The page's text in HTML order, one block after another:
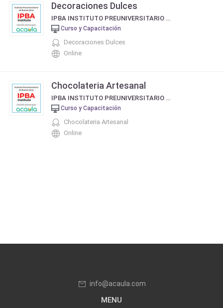
Decoraciones Dulces
IPBA INSTITUTO PREUNIVERSITARIO DE BUENOS AIRES
Curso y Capacitación
Decoraciones Dulces
Online
Chocolateria Artesanal
IPBA INSTITUTO PREUNIVERSITARIO DE BUENOS AIRES
Curso y Capacitación
Chocolateria Artesanal
Online
info@acaula.com
MENU